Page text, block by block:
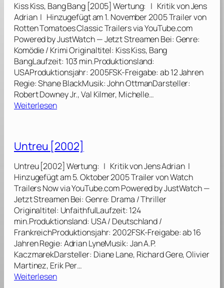
o
n
:
I
m
p
o
s
s
i
e
I
I
I
[
2
0
0
6
]
Kiss Kiss, Bang Bang [2005] Wertung: | Kritik von Jens
Adrian | Hinzugefügt am 1. November 2005 Trailer von
Rotten Tomatoes Classic Trailers via YouTube.com
Powered by JustWatch — Jetzt Streamen Bei: Genre:
Komödie / Krimi Originaltitel: Kiss Kiss, Bang
BangLaufzeit: 103 min.Produktionsland:
USAProduktionsjahr: 2005FSK-Freigabe: ab 12 Jahren
Regie: Shane BlackMusik: John OttmanDarsteller:
Robert Downey Jr., Val Kilmer, Michelle…
Weiterlesen:
s
K
i
s
s
,
B
a
n
g
B
a
n
Untreu [2002]
Untreu [2002] Wertung: | Kritik von Jens Adrian |
Hinzugefügt am 5. Oktober 2005 Trailer von Watch
Trailers Now via YouTube.com Powered by JustWatch —
Jetzt Streamen Bei: Genre: Drama / Thriller
Originaltitel: UnfaithfulLaufzeit: 124
min.Produktionsland: USA / Deutschland /
FrankreichProduktionsjahr: 2002FSK-Freigabe: ab 16
Jahren Regie: Adrian LyneMusik: Jan A.P.
KaczmarekDarsteller: Diane Lane, Richard Gere, Olivier
Martinez, Erik Per…
Weiterlesen: